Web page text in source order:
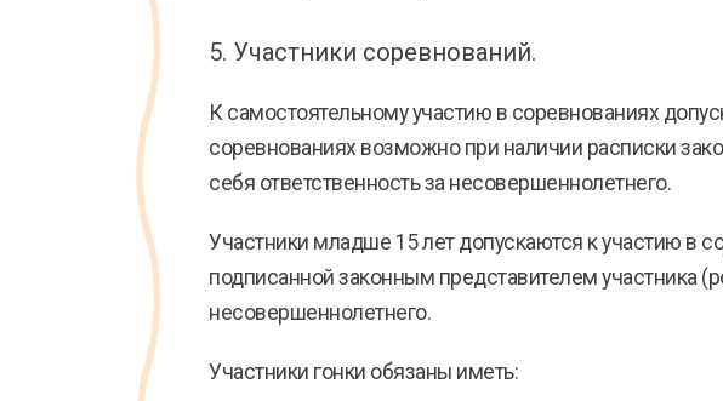
5. Участники соревнований.
К самостоятельному участию в соревнованиях
соревнованиях возможно при наличии расписки
себя ответственность за несовершеннолетнего.
Участники младше 15 лет допускаются к участию в
подписанной законным представителем участника
несовершеннолетнего.
Участники гонки обязаны иметь: